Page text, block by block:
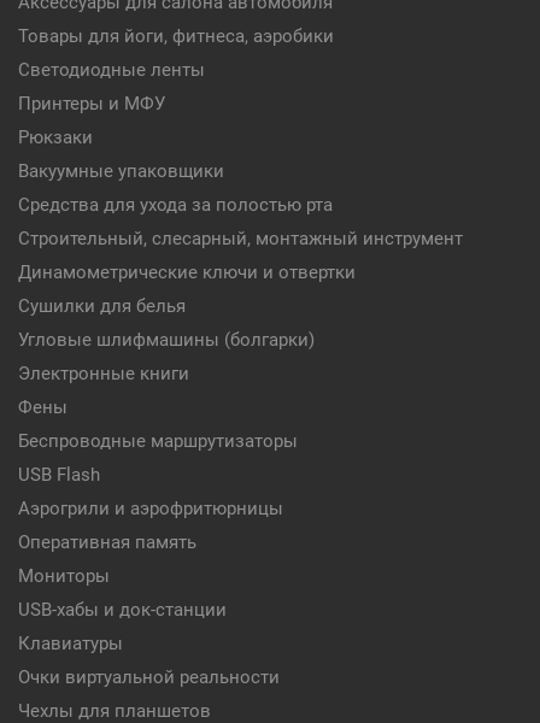
Товары для йоги, фитнеса, аэробики
Светодиодные ленты
Принтеры и МФУ
Рюкзаки
Вакуумные упаковщики
Средства для ухода за полостью рта
Строительный, слесарный, монтажный инструмент
Динамометрические ключи и отвертки
Сушилки для белья
Угловые шлифмашины (болгарки)
Электронные книги
Фены
Беспроводные маршрутизаторы
USB Flash
Аэрогрили и аэрофритюрницы
Оперативная память
Мониторы
USB-хабы и док-станции
Клавиатуры
Очки виртуальной реальности
Чехлы для планшетов